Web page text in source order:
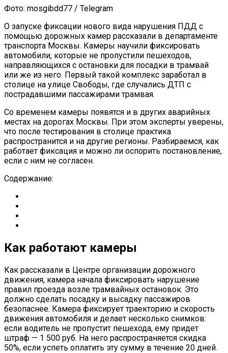
Фото: mosgibdd77 / Telegram
О запуске фиксации нового вида нарушения ПДД с
помощью дорожных камер рассказали в департаменте
транспорта Москвы. Камеры научили фиксировать
автомобили, которые не пропустили пешеходов,
направляющихся с остановки для посадки в трамвай
или же из него. Первый такой комплекс заработал в
столице на улице Свободы, где случались ДТП с
пострадавшими пассажирами трамвая.
Со временем камеры появятся и в других аварийных
местах на дорогах Москвы. При этом эксперты уверены,
что после тестирования в столице практика
распространится и на другие регионы. Разбираемся, как
работает фиксация и можно ли оспорить постановление,
если с ним не согласен.
Содержание:
Как работают камеры
Как рассказали в Центре организации дорожного
движения, камера начала фиксировать нарушение
правил проезда возле трамвайных остановок. Это
должно сделать посадку и высадку пассажиров
безопаснее. Камера фиксирует траекторию и скорость
движения автомобиля и делает несколько снимков:
если водитель не пропустит пешехода, ему придет
штраф — 1 500 руб. На него распространяется скидка
50%, если успеть оплатить эту сумму в течение 20 дней.